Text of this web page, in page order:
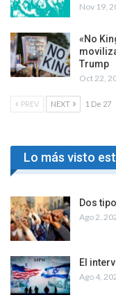
Nov 19,
«No
Trump
Oct 22,
PREV NEXT 1 De 27
Lo más visto
Dos
Ago 2,
El
Ago 4,